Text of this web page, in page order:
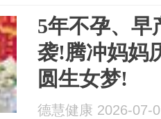
5年不孕、早
袭!腾冲妈妈
圆生女梦!
德慧健康 2026-07-